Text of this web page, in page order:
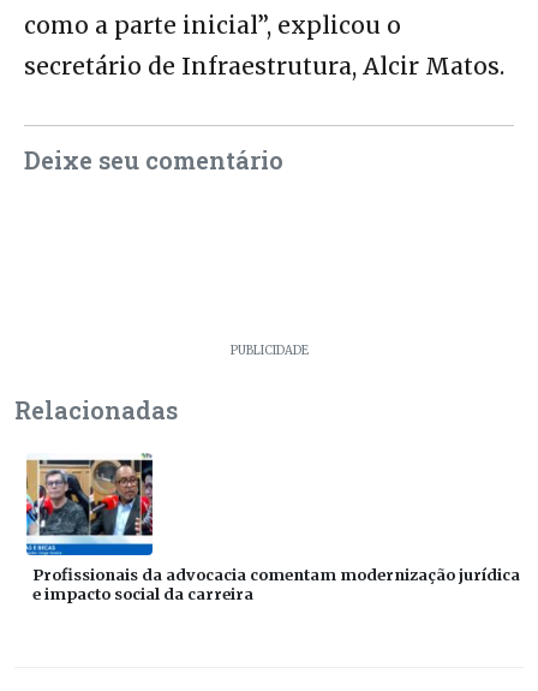
como a parte inicial”, explicou o
secretário de Infraestrutura, Alcir Matos.
Deixe seu comentário
PUBLICIDADE
Relacionadas
Profissionais da advocacia comentam modernização jurídica
e impacto social da carreira